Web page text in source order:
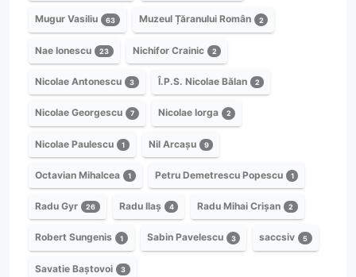
Mugur Vasiliu 63 Muzeul Țăranului Român 2
Nae Ionescu 23 Nichifor Crainic 2
Nicolae Antonescu 3 Î.P.S. Nicolae Bălan 2
Nicolae Georgescu 7 Nicolae Iorga 2
Nicolae Paulescu 1 Nil Arcașu 9
Octavian Mihalcea 1 Petru Demetrescu Popescu 1
Radu Gyr 26 Radu Ilaș 4 Radu Mihai Crișan 2
Robert Sungenis 1 Sabin Pavelescu 3 saccsiv 5
Savatie Baștovoi 3